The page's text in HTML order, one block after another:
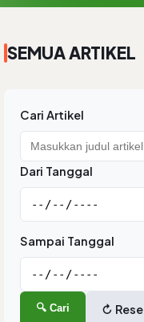
SEMUA ARTIKEL
Cari Artikel
Dari Tanggal
Sampai Tanggal
🔍 Cari ↻